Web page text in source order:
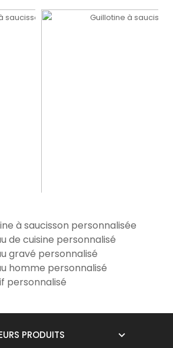
Guillotine à saucisson texte
gravée
à saucisson personnalisée
de cuisine personnalisé
gravé personnalisé
homme personnalisé
personnalisé
PRODUITS